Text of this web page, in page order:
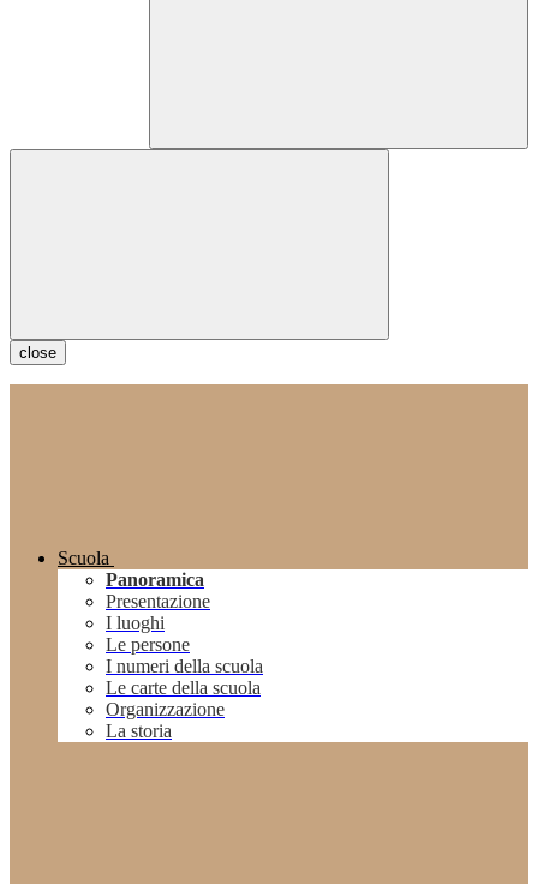
close
Scuola
Panoramica
Presentazione
I luoghi
Le persone
I numeri della scuola
Le carte della scuola
Organizzazione
La storia